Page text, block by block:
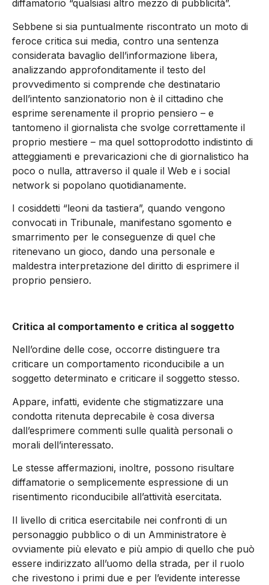
diffamatorio “qualsiasi altro mezzo di pubblicità”.
Sebbene si sia puntualmente riscontrato un moto di
feroce critica sui media, contro una sentenza
considerata bavaglio dell’informazione libera,
analizzando approfonditamente il testo del
provvedimento si comprende che destinatario
dell’intento sanzionatorio non è il cittadino che
esprime serenamente il proprio pensiero – e
tantomeno il giornalista che svolge correttamente il
proprio mestiere – ma quel sottoprodotto indistinto di
atteggiamenti e prevaricazioni che di giornalistico ha
poco o nulla, attraverso il quale il Web e i social
network si popolano quotidianamente.
I cosiddetti “leoni da tastiera”, quando vengono
convocati in Tribunale, manifestano sgomento e
smarrimento per le conseguenze di quel che
ritenevano un gioco, dando una personale e
maldestra interpretazione del diritto di esprimere il
proprio pensiero.
Critica al comportamento e critica al soggetto
Nell’ordine delle cose, occorre distinguere tra
criticare un comportamento riconducibile a un
soggetto determinato e criticare il soggetto stesso.
Appare, infatti, evidente che stigmatizzare una
condotta ritenuta deprecabile è cosa diversa
dall’esprimere commenti sulle qualità personali o
morali dell’interessato.
Le stesse affermazioni, inoltre, possono risultare
diffamatorie o semplicemente espressione di un
risentimento riconducibile all’attività esercitata.
Il livello di critica esercitabile nei confronti di un
personaggio pubblico o di un Amministratore è
ovviamente più elevato e più ampio di quello che può
essere indirizzato all’uomo della strada, per il ruolo
che rivestono i primi due e per l’evidente interesse